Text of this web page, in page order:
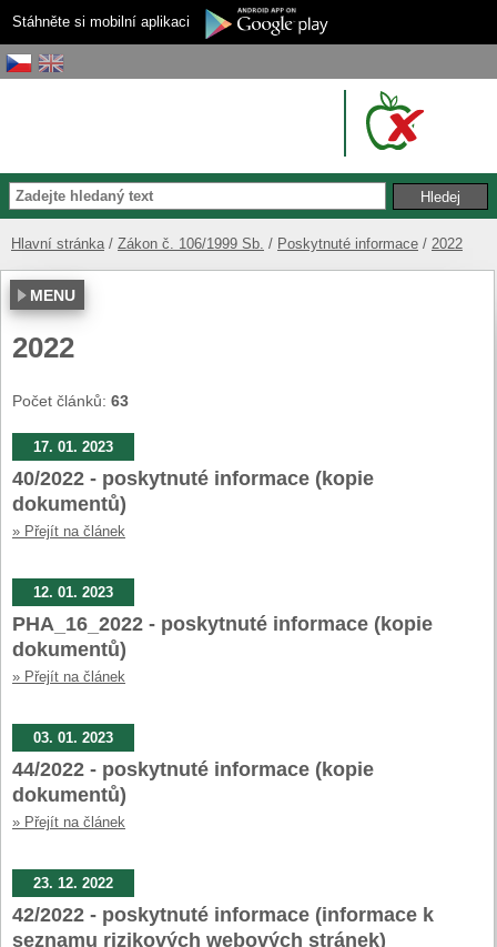
Stáhněte si mobilní aplikaci
Hlavní stránka Zákon č. 106/1999 Sb. Poskytnuté informace 2022
MENU
2022
Počet článků: 63
17. 01. 2023
40/2022 - poskytnuté informace (kopie
dokumentů)
» Přejít na článek
12. 01. 2023
PHA_16_2022 - poskytnuté informace (kopie
dokumentů)
» Přejít na článek
03. 01. 2023
44/2022 - poskytnuté informace (kopie
dokumentů)
» Přejít na článek
23. 12. 2022
42/2022 - poskytnuté informace (informace k
seznamu rizikových webových stránek)